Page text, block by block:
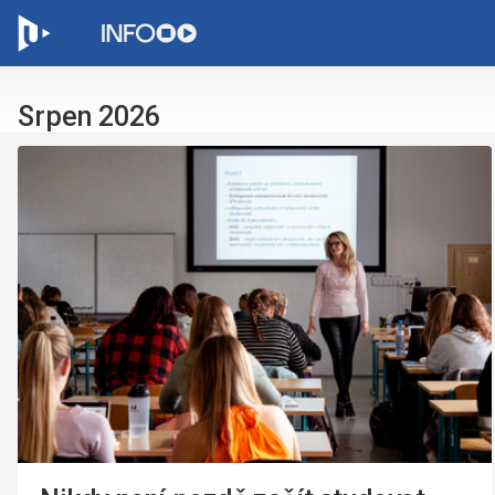
Srpen 2026